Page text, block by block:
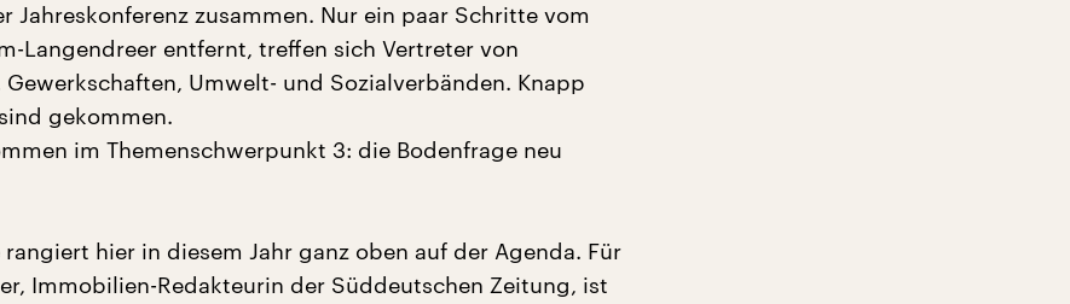
Jahreskonferenz zusammen. Nur ein paar Schritte vom
Langendreer entfernt, treffen sich Vertreter von
Gewerkschaften, Umwelt- und Sozialverbänden. Knapp
gekommen.
im Themenschwerpunkt 3: die Bodenfrage neu
rangiert hier in diesem Jahr ganz oben auf der Agenda. Für
Immobilien-Redakteurin der Süddeutschen Zeitung, ist